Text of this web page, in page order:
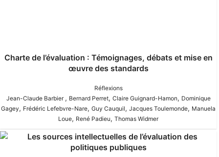
Charte de l’évaluation : Témoignages, débats et mise en
œuvre des standards
Réflexions
Jean-Claude Barbier , Bernard Perret, Claire Guignard-Hamon, Dominique
Gagey, Frédéric Lefebvre-Nare, Guy Cauquil, Jacques Toulemonde, Manuela
Loue, René Padieu, Thomas Widmer